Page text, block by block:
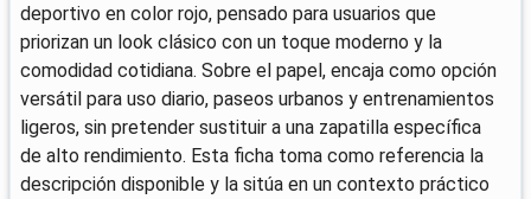
deportivo en color rojo, pensado para usuarios que
priorizan un look clásico con un toque moderno y la
comodidad cotidiana. Sobre el papel, encaja como opción
versátil para uso diario, paseos urbanos y entrenamientos
ligeros, sin pretender sustituir a una zapatilla específica
de alto rendimiento. Esta ficha toma como referencia la
descripción disponible y la sitúa en un contexto práctico